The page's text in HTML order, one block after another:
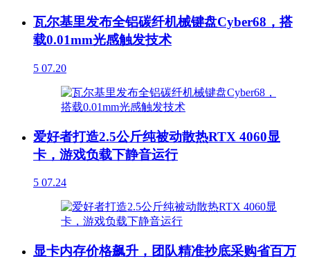
瓦尔基里发布全铝碳纤机械键盘Cyber68，搭
载0.01mm光感触发技术
5 07.20
爱好者打造2.5公斤纯被动散热RTX 4060显
卡，游戏负载下静音运行
5 07.24
显卡内存价格飙升，团队精准抄底采购省百万